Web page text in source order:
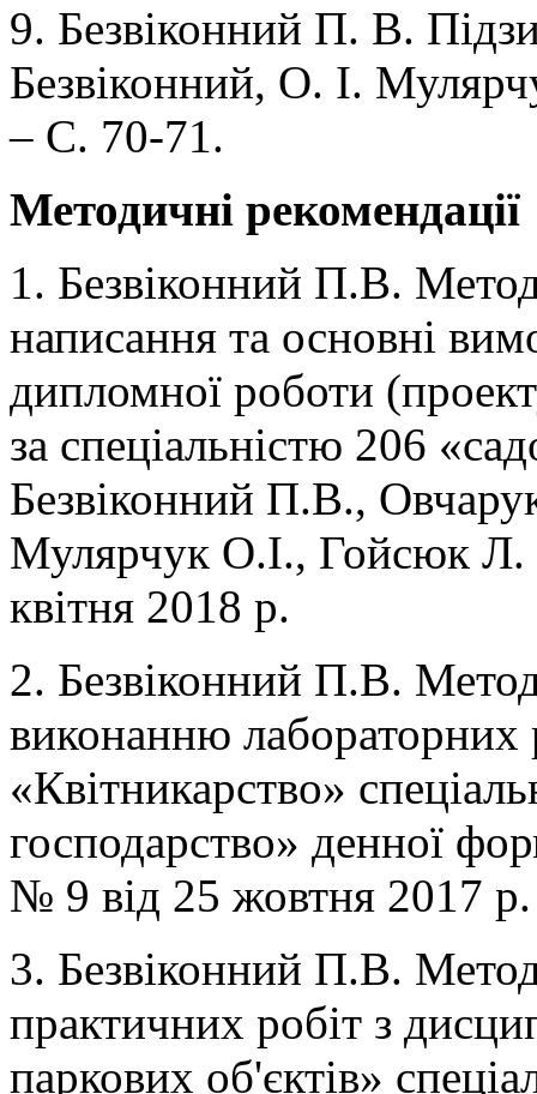
9. Безвіконний П. В.
Безвіконний, О. І.
– С. 70-71.
Методичні рекомендації
1. Безвіконний П.В.
написання та основні
дипломної роботи
за спеціальністю 206
Безвіконний П.В.,
Мулярчук О.І., Гойсюк
квітня 2018 р.
2. Безвіконний П.В.
виконанню лабораторних
«Квітникарство»
господарство» денної
№ 9 від 25 жовтня 2017 р.
3. Безвіконний П.В.
практичних робіт з
паркових об'єктів»